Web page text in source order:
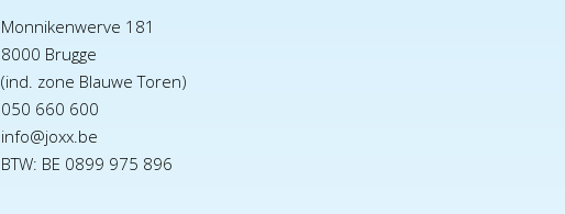
Monnikenwerve 181
8000 Brugge
(ind. zone Blauwe Toren)
050 660 600
info@joxx.be
BTW: BE 0899 975 896